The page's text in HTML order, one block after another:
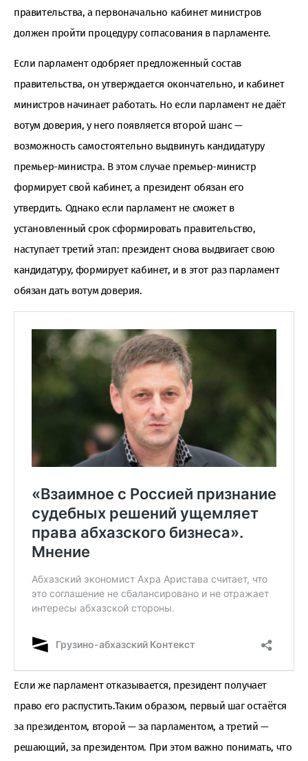
правительства, а первоначально кабинет министров
должен пройти процедуру согласования в парламенте.
Если парламент одобряет предложенный состав
правительства, он утверждается окончательно, и кабинет
министров начинает работать. Но если парламент не даёт
вотум доверия, у него появляется второй шанс —
возможность самостоятельно выдвинуть кандидатуру
премьер-министра. В этом случае премьер-министр
формирует свой кабинет, а президент обязан его
утвердить. Однако если парламент не сможет в
установленный срок сформировать правительство,
наступает третий этап: президент снова выдвигает свою
кандидатуру, формирует кабинет, и в этот раз парламент
обязан дать вотум доверия.
Если же парламент отказывается, президент получает
право его распустить.Таким образом, первый шаг остаётся
за президентом, второй — за парламентом, а третий —
решающий, за президентом. При этом важно понимать, что